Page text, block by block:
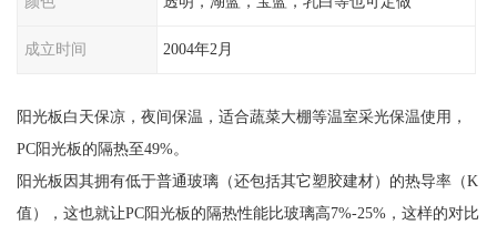
成立时间 2004年2月
阳光板白天保凉，夜间保温，适合蔬菜大棚等温室采光保温使用，
PC阳光板的隔热至49%。
阳光板因其拥有低于普通玻璃（还包括其它塑胶建材）的热导率（K
值），这也就让PC阳光板的隔热性能比玻璃高7%-25%，这样的对比